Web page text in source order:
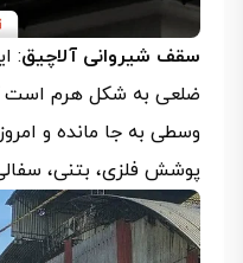
سقف شیروانی آلاچیق:
ضلعی به شکل هرم است
وسطی به جا مانده و
پوشش فلزی، بتنی،